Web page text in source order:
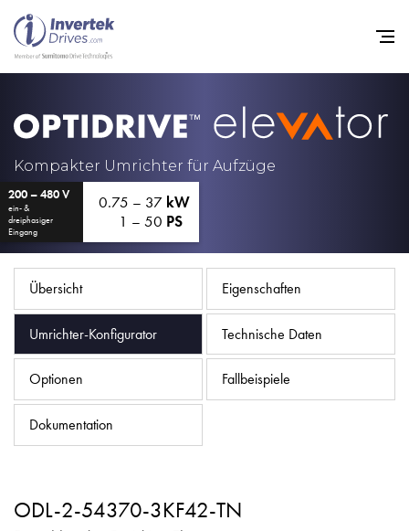
Kompakter Umrichter für Aufzüge
200 – 480 V
ein- &
dreiphasiger
Eingang
0.75 – 37 kW
1 – 50 PS
Übersicht Eigenschaften
Umrichter-Konfigurator Technische Daten
Optionen Fallbeispiele
Dokumentation
ODL-2-54370-3KF42-TN
Startseite
Frequenzumrichter
News
Karriere
Unternehmen
Kontakt